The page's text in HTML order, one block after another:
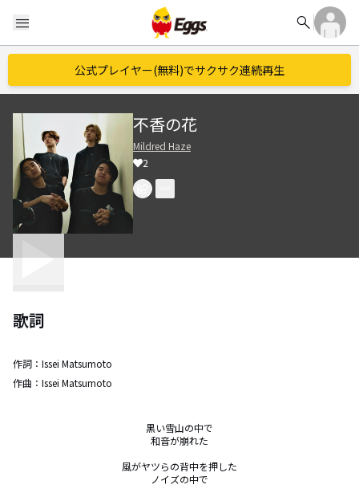
menu search
公式プレイヤー(無料)でサクサク連続再生
不香の花
Mildred Haze
2
歌詞
作詞： Issei Matsumoto
作曲： Issei Matsumoto
黒い雪山の中で
和音が崩れた
風がヤツらの背中を押した
ノイズの中で